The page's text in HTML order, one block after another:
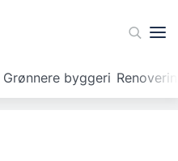
Grønnere byggeri